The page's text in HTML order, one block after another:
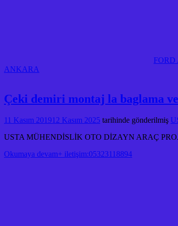
ANKARA
Çeki demiri montaj la baglama
11 Kasım 201912 Kasım 2025 tarihinde gönderilmiş
USTA MÜHENDİSLİK OTO DİZAYN ARAÇ
Okumaya devam+ iletişim:05323118894